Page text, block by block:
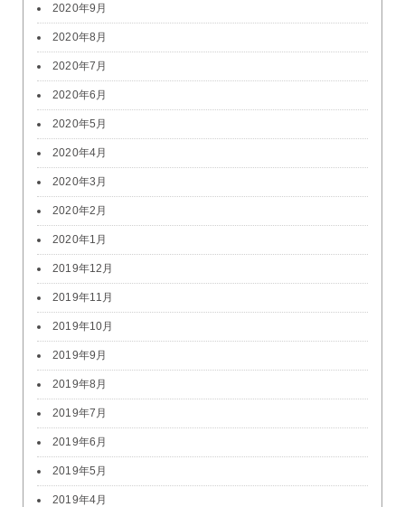
2020年9月
2020年8月
2020年7月
2020年6月
2020年5月
2020年4月
2020年3月
2020年2月
2020年1月
2019年12月
2019年11月
2019年10月
2019年9月
2019年8月
2019年7月
2019年6月
2019年5月
2019年4月